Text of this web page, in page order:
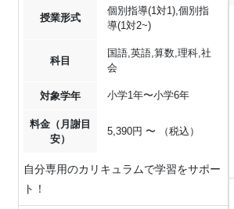
授業形式
個別指導(1対1),個別指
導(1対2~)
科目
国語,英語,算数,理科,社
会
対象学年 小学1年〜小学6年
料金（月謝目
安）
5,390円 〜 （税込）
自分専用のカリキュラムで学習をサポー
ト！